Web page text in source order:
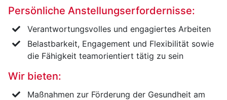
Persönliche Anstellungserfordernisse:
Verantwortungsvolles und engagiertes Arbeiten
Belastbarkeit, Engagement und Flexibilität sowie
die Fähigkeit teamorientiert tätig zu sein
Wir bieten:
Maßnahmen zur Förderung der Gesundheit am